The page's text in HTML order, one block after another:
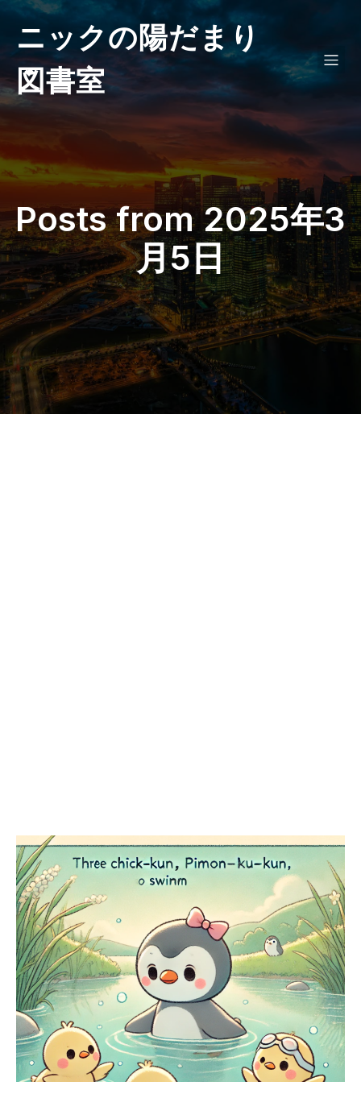
ニックの陽だまり
図書室
Posts from 2025年3
月5日